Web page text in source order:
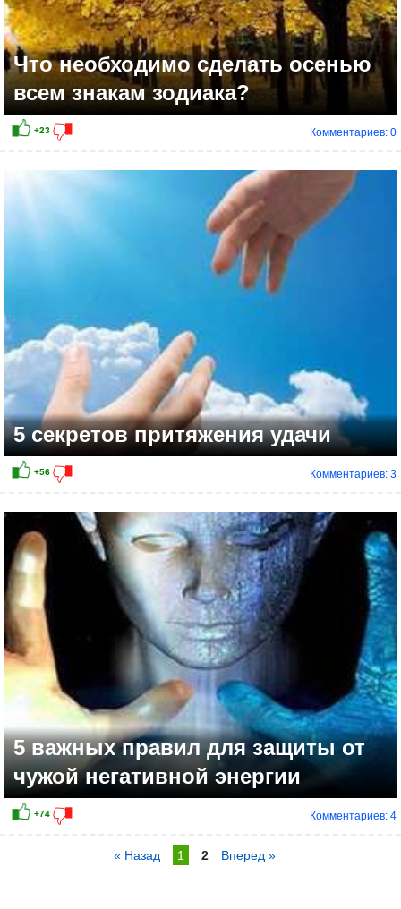
Что необходимо сделать осенью
всем знакам зодиака?
Комментариев: 0
5 секретов притяжения удачи
Комментариев: 3
5 важных правил для защиты от
чужой негативной энергии
Комментариев: 4
« Назад 1 2 Вперед »